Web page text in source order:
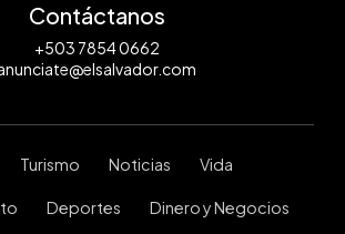
Contáctanos
+503 7854 0662
Turismo Noticias Vida
Deportes Dinero y Negocios